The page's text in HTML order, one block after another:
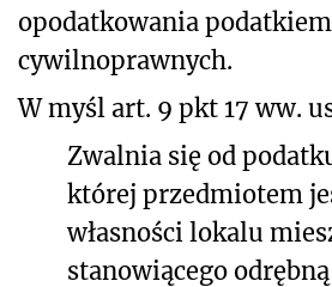
opodatkowania
cywilnoprawnych.
W myśl art. 9 pkt 17 ww.
Zwalnia się od
której przedmiotem
własności lokalu
stanowiącego